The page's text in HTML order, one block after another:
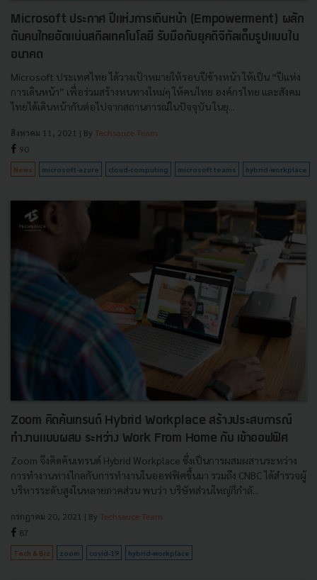
Microsoft ประกาศ ปีแห่งการเดินหน้า (Empowerment) ผลัก
ดันคนไทยอัดแน่นสกิลเทคโนโลยี รับมือกับยุคดิจิทัลเต็มรูปแบบใน
อนาคต
Microsoft ประเทศไทย ได้วางเป้าหมายให้รอบปีข้างหน้า ให้เป็น “ปีแห่ง
การเดินหน้า” เพื่อร่วมสร้างหนทางใหม่ๆ ให้คนไทย องค์กรไทย และสังคม
ไทยได้เดินหน้ากันต่อไปจากสถานการณ์ในปัจจุบัน ในยุ...
สิงหาคม 11, 2021 | By Techsauce Team
90
News microsoft-azure cloud-computing microsoft teams hybrid-workplace
Zoom คิดค้นเทรนด์ Hybrid Workplace สร้างประสบการณ์
ทำงานแบบผสม ระหว่าง Work From Home กับ เข้าออฟฟิศ
Zoom จึงคิดค้นเทรนด์ Hybrid Workplace ซึ่งเป็นการผสมผสานระหว่าง
การทำงานทางไกลกับการทำงานในออฟฟิศขึ้นมา รวมถึง CNBC ได้สำรวจผู้
บริหารระดับสูงในหลายภาคส่วน พบว่า บริษัทส่วนใหญ่ก็กำลั...
กรกฎาคม 20, 2021 | By Techsauce Team
87
Tech & Biz zoom covid-19 hybrid-workplace